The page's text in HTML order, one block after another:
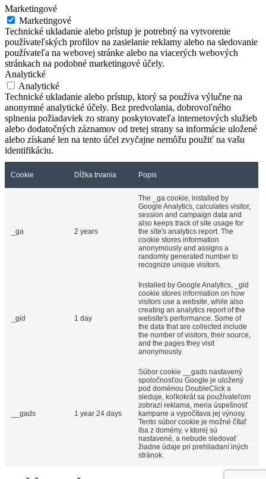
Marketingové
Marketingové
Technické ukladanie alebo prístup je potrebný na vytvorenie
používateľských profilov na zasielanie reklamy alebo na sledovanie
používateľa na webovej stránke alebo na viacerých webových
stránkach na podobné marketingové účely.
Analytické
Analytické
Technické ukladanie alebo prístup, ktorý sa používa výlučne na
anonymné analytické účely. Bez predvolania, dobrovoľného
splnenia požiadaviek zo strany poskytovateľa internetových služieb
alebo dodatočných záznamov od tretej strany sa informácie uložené
alebo získané len na tento účel zvyčajne nemôžu použiť na vašu
identifikáciu.
Cookie Dĺžka trvania Popis
_ga 2 years
The _ga cookie, installed by
Google Analytics, calculates visitor,
session and campaign data and
also keeps track of site usage for
the site's analytics report. The
cookie stores information
anonymously and assigns a
randomly generated number to
recognize unique visitors.
_gid 1 day
Installed by Google Analytics, _gid
cookie stores information on how
visitors use a website, while also
creating an analytics report of the
website's performance. Some of
the data that are collected include
the number of visitors, their source,
and the pages they visit
anonymously.
__gads 1 year 24 days
Súbor cookie __gads nastavený
spoločnosťou Google je uložený
pod doménou DoubleClick a
sleduje, koľkokrát sa používateľom
zobrazí reklama, meria úspešnosť
kampane a vypočítava jej výnosy.
Tento súbor cookie je možné čítať
iba z domény, v ktorej sú
nastavené, a nebude sledovať
žiadne údaje pri prehliadaní iných
stránok.